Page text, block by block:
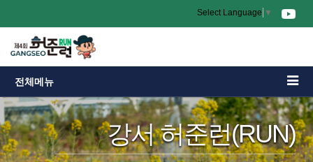
Select Language ▼
전체메뉴
강서 허준런(RUN)